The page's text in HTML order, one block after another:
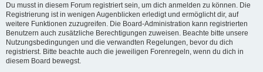
Du musst in diesem Forum registriert sein, um dich anmelden zu können. Die
Registrierung ist in wenigen Augenblicken erledigt und ermöglicht dir, auf
weitere Funktionen zuzugreifen. Die Board-Administration kann registrierten
Benutzern auch zusätzliche Berechtigungen zuweisen. Beachte bitte unsere
Nutzungsbedingungen und die verwandten Regelungen, bevor du dich
registrierst. Bitte beachte auch die jeweiligen Forenregeln, wenn du dich in
diesem Board bewegst.